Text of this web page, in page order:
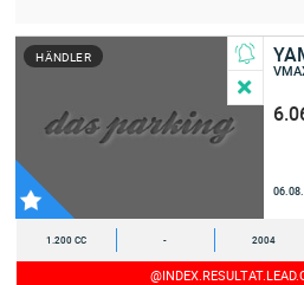
HÄNDLER
1.200 CC - 2004